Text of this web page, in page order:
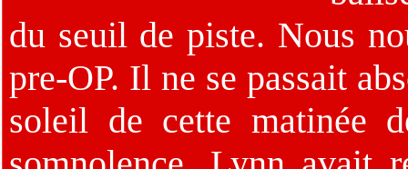
du seuil de piste. Nous
pre-OP. Il ne se passait
soleil de cette matinée